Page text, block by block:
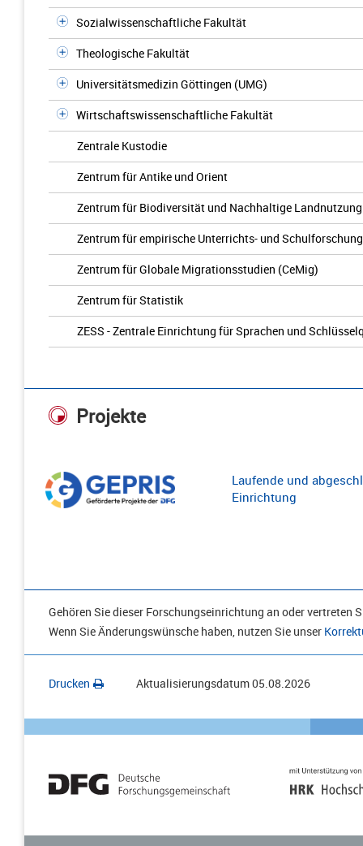
Sozialwissenschaftliche Fakultät
Theologische Fakultät
Universitätsmedizin Göttingen (UMG)
Wirtschaftswissenschaftliche Fakultät
Zentrale Kustodie
Zentrum für Antike und Orient
Zentrum für Biodiversität und Nachhaltige Landnutzung
Zentrum für empirische Unterrichts- und
Zentrum für Globale Migrationsstudien (CeMig)
Zentrum für Statistik
ZESS - Zentrale Einrichtung für Sprachen und
Projekte
Laufende und
Einrichtung
Gehören Sie dieser Forschungseinrichtung an oder vertreten
Wenn Sie Änderungswünsche haben, nutzen Sie unser
Drucken Aktualisierungsdatum05.08.2026